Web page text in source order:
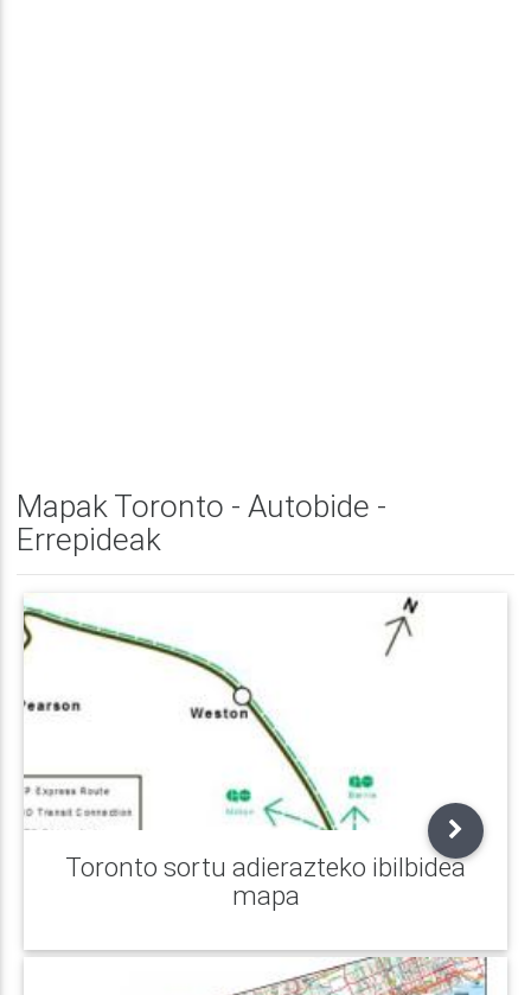
Mapak Toronto - Autobide -
Errepideak
Toronto sortu adierazteko ibilbidea
mapa